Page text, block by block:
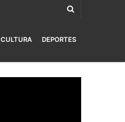
CULTURA DEPORTES